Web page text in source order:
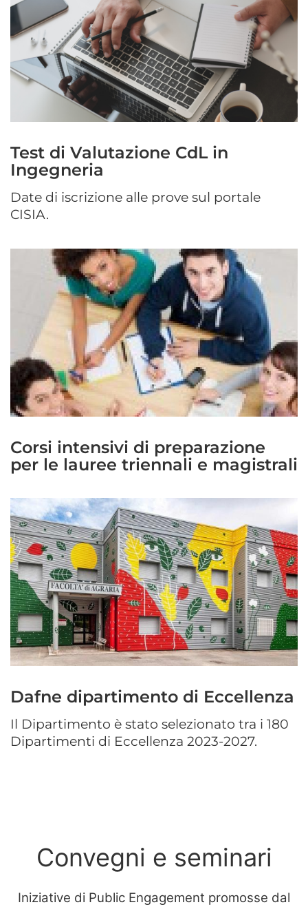
Test di Valutazione CdL in
Ingegneria
Date di iscrizione alle prove sul portale
CISIA.
Corsi intensivi di preparazione
per le lauree triennali e magistrali
Dafne dipartimento di Eccellenza
Il Dipartimento è stato selezionato tra i 180
Dipartimenti di Eccellenza 2023-2027.
Convegni e seminari
Iniziative di Public Engagement promosse dal